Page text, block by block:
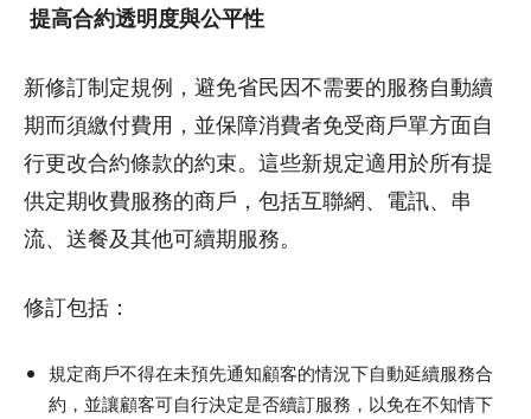
提高合約透明度與公平性
新修訂制定規例，避免省民因不需要的服務自動續
期而須繳付費用，並保障消費者免受商戶單方面自
行更改合約條款的約束。這些新規定適用於所有提
供定期收費服務的商戶，包括互聯網、電訊、串
流、送餐及其他可續期服務。
修訂包括：
規定商戶不得在未預先通知顧客的情況下自動延續服務合
約，並讓顧客可自行決定是否續訂服務，以免在不知情下